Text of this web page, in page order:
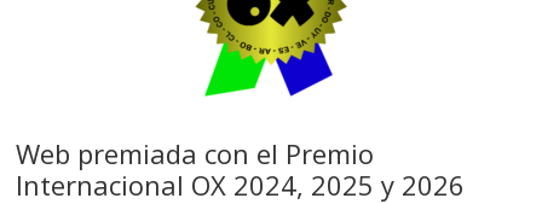
Web premiada con el Premio
Internacional OX 2024, 2025 y 2026